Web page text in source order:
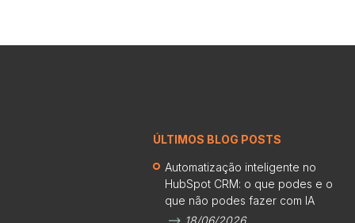
ÚLTIMOS BLOG POSTS
Automatização inteligente no
HubSpot CRM: o que podes e o
que não podes fazer com IA
18/06/2026